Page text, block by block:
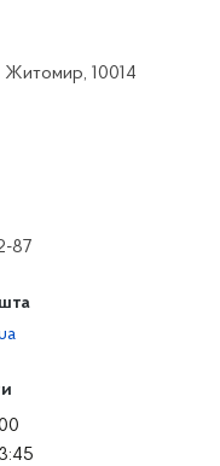
Житомир, 10014
87